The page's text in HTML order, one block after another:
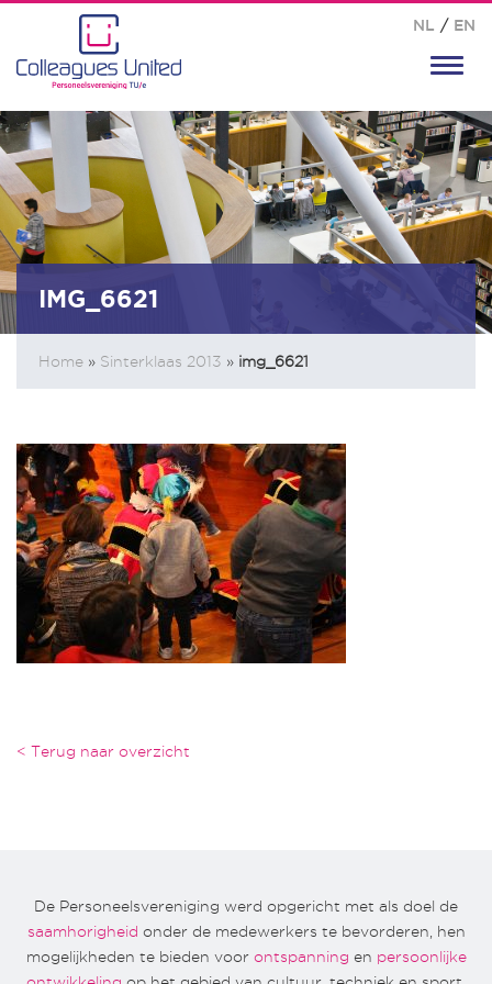
NL / EN
IMG_6621
Home » Sinterklaas 2013 » img_6621
< Terug naar overzicht
De Personeelsvereniging werd opgericht met als doel de
saamhorigheid onder de medewerkers te bevorderen, hen
mogelijkheden te bieden voor ontspanning en persoonlijke